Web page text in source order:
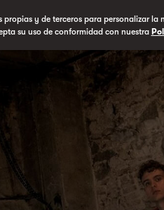
propias y de terceros para personalizar
su uso de conformidad con nuestra